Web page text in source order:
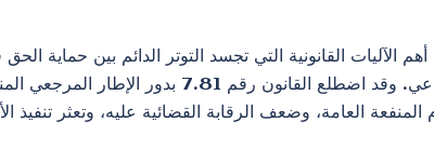
الآليات القانونية التي تجسد التوتر الدائم بين حماية
العقار لإنجاز المشاريع ذات الطابع العمومي أو
العامة، وضعف الرقابة القضائية عليه، وتعثر تنفيذ